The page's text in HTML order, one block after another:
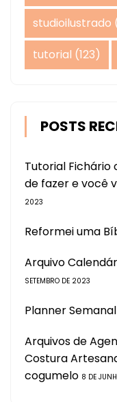
studioilustrado
tutorial (123)
POSTS
Tutorial
de fazer e você
2023
Reformei uma
Arquivo
SETEMBRO DE 2023
Planner
Arquivos de
Costura
cogumelo 8 DE